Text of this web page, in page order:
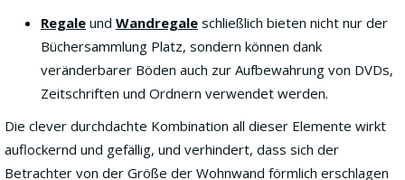
Regale und Wandregale schließlich bieten nicht nur der
Büchersammlung Platz, sondern können dank
veränderbarer Böden auch zur Aufbewahrung von DVDs,
Zeitschriften und Ordnern verwendet werden.
Die clever durchdachte Kombination all dieser Elemente wirkt
auflockernd und gefällig, und verhindert, dass sich der
Betrachter von der Größe der Wohnwand förmlich erschlagen